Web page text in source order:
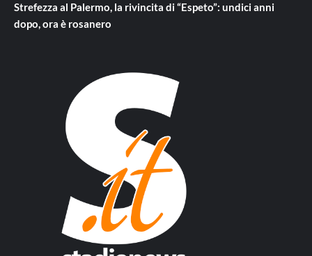
Strefezza al Palermo, la rivincita di “Espeto”: undici anni
dopo, ora è rosanero